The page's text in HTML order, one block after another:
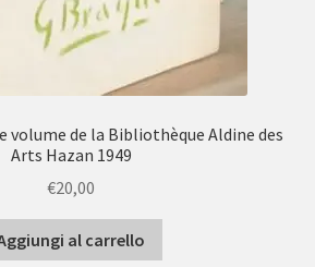
volume de la Bibliothèque Aldine des
Arts Hazan 1949
€20,00
al carrello